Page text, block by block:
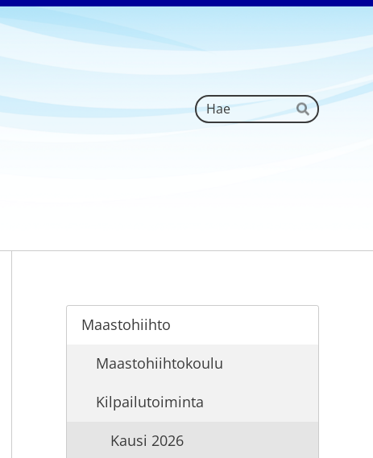
Haku
Hae
Maastohiihto
Maastohiihtokoulu
Kilpailutoiminta
Kausi 2026